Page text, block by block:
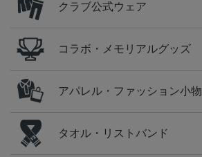
クラブ公式ウェア
コラボ・メモリアルグッズ
アパレル・ファッション小物
タオル・リストバンド